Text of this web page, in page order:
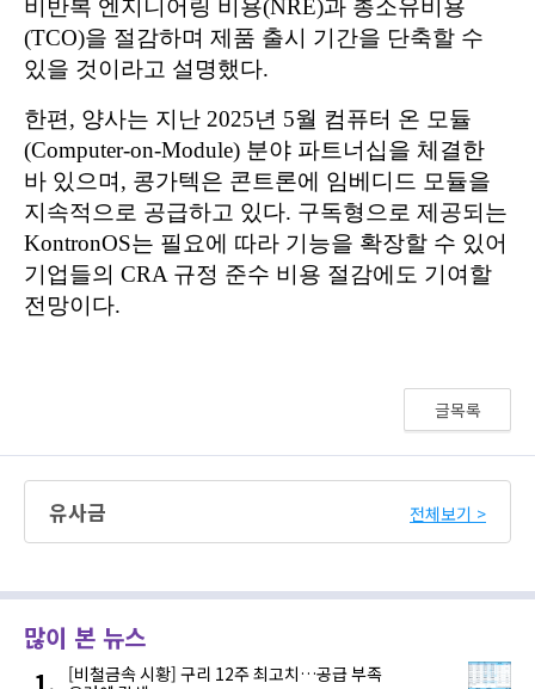
글목록
유사금 전체보기 >
많이 본 뉴스
[비철금속 시황] 구리 12주 최고치…공급 부족